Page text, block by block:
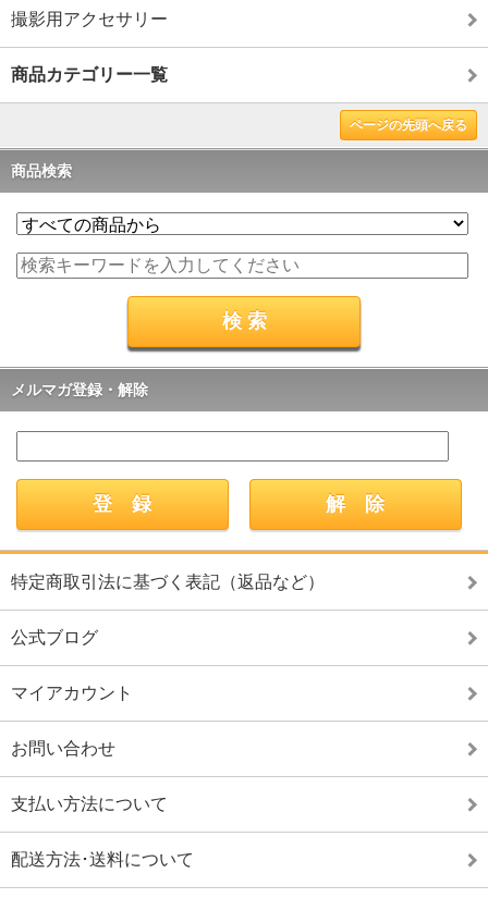
撮影用アクセサリー
商品カテゴリー一覧
ページの先頭へ戻る
商品検索
メルマガ登録・解除
特定商取引法に基づく表記（返品など）
公式ブログ
マイアカウント
お問い合わせ
支払い方法について
配送方法･送料について